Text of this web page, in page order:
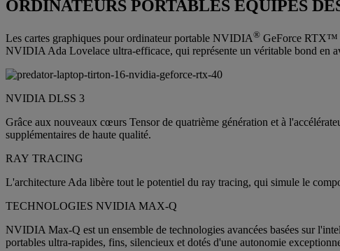
ORDINATEURS PORTABLES ÉQUIPÉS
Les cartes graphiques pour ordinateur portable NVIDIA® GeForce RTX™
NVIDIA Ada Lovelace ultra-efficace, qui représente un véritable bond en
NVIDIA DLSS 3
Grâce aux nouveaux cœurs Tensor de quatrième génération et à
supplémentaires de haute qualité.
RAY TRACING
L'architecture Ada libère tout le potentiel du ray tracing, qui simule le
TECHNOLOGIES NVIDIA MAX-Q
NVIDIA Max-Q est un ensemble de technologies avancées basées sur
portables ultra-rapides, fins, silencieux et dotés d'une autonomie